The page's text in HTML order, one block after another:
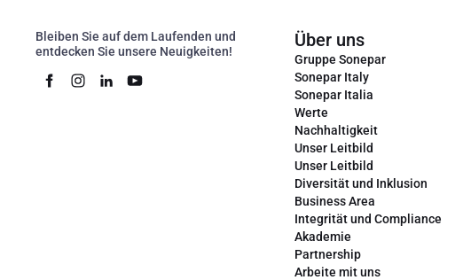
Bleiben Sie auf dem Laufenden und
entdecken Sie unsere Neuigkeiten!
Über uns
Gruppe Sonepar
Sonepar Italy
Sonepar Italia
Werte
Nachhaltigkeit
Unser Leitbild
Unser Leitbild
Diversität und Inklusion
Business Area
Integrität und Compliance
Akademie
Partnership
Arbeite mit uns